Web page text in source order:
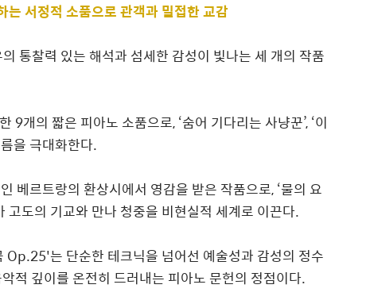
는 서정적 소품으로 관객과 밀접한 교감
통찰력 있는 해석과 섬세한 감성이 빛나는 세 개의 작품
9개의 짧은 피아노 소품으로, ‘숨어 기다리는 사냥꾼’, ‘이
을 극대화한다.
베르트랑의 환상시에서 영감을 받은 작품으로, ‘물의 요
고도의 기교와 만나 청중을 비현실적 세계로 이끈다.
Op.25'는 단순한 테크닉을 넘어선 예술성과 감성의 정수
적 깊이를 온전히 드러내는 피아노 문헌의 정점이다.